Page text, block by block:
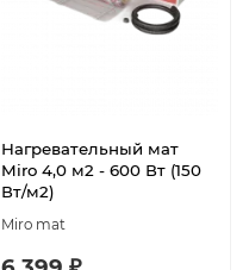
Нагревательный мат
Miro 4,0 м2 - 600 Вт (150
Вт/м2)
Miro mat